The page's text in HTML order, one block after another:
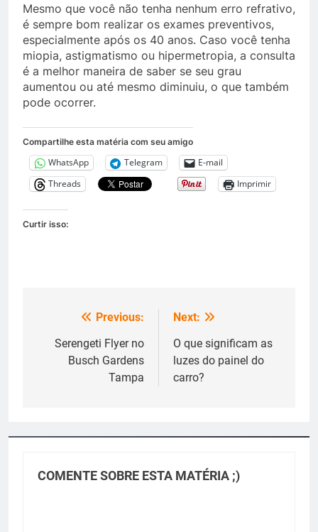
Mesmo que você não tenha nenhum erro refrativo,
é sempre bom realizar os exames preventivos,
especialmente após os 40 anos. Caso você tenha
miopia, astigmatismo ou hipermetropia, a consulta
é a melhor maneira de saber se seu grau
aumentou ou até mesmo diminuiu, o que também
pode ocorrer.
Compartilhe esta matéria com seu amigo
WhatsApp Telegram
E-mail
Threads
Imprimir
Curtir isso:
Navegação
de
Previous:
Serengeti Flyer no
Busch Gardens
Tampa
Next:
O que significam as
luzes do painel do
carro?
COMENTE SOBRE ESTA MATÉRIA ;)